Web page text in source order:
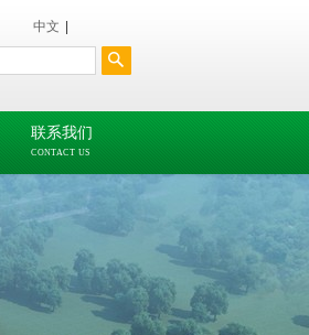
中文
联系我们
CONTACT US